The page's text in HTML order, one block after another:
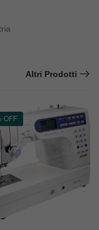
Altri Prodotti
OFF